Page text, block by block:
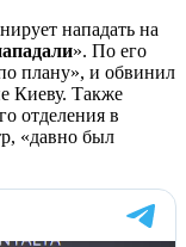
нападать на
». По его
плану», и обвинил
Киеву. Также
отделения в
«давно был